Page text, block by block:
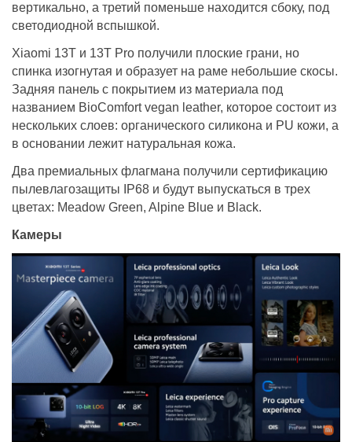
вертикально, а третий поменьше находится сбоку, под
светодиодной вспышкой.
Xiaomi 13Т и 13Т Pro получили плоские грани, но
спинка изогнутая и образует на раме небольшие скосы.
Задняя панель с покрытием из материала под
названием BioComfort vegan leather, которое состоит из
нескольких слоев: органического силикона и PU кожи, а
в основании лежит натуральная кожа.
Два премиальных флагмана получили сертификацию
пылевлагозащиты IP68 и будут выпускаться в трех
цветах: Meadow Green, Alpine Blue и Black.
Камеры